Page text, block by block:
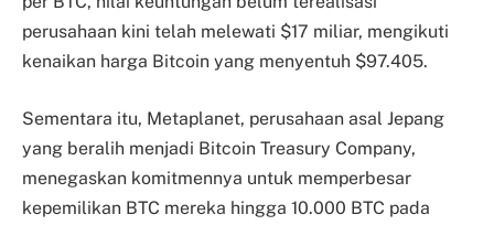
perusahaan kini telah melewati $17 miliar, mengikuti
kenaikan harga Bitcoin yang menyentuh $97.405.
Sementara itu, Metaplanet, perusahaan asal Jepang
yang beralih menjadi Bitcoin Treasury Company,
menegaskan komitmennya untuk memperbesar
kepemilikan BTC mereka hingga 10.000 BTC pada